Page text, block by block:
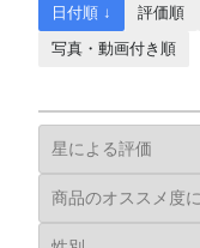
日付順 ↓ 評価順
写真・動画付き順